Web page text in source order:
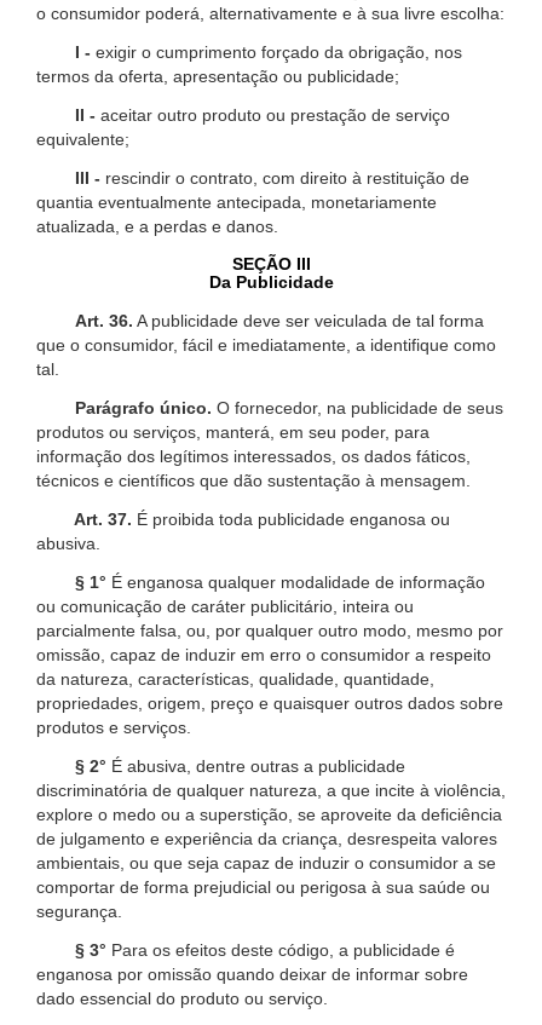
o consumidor poderá, alternativamente e à sua livre escolha:
I - exigir o cumprimento forçado da obrigação, nos
termos da oferta, apresentação ou publicidade;
II - aceitar outro produto ou prestação de serviço
equivalente;
III - rescindir o contrato, com direito à restituição de
quantia eventualmente antecipada, monetariamente
atualizada, e a perdas e danos.
SEÇÃO III
Da Publicidade
Art. 36. A publicidade deve ser veiculada de tal forma
que o consumidor, fácil e imediatamente, a identifique como
tal.
Parágrafo único. O fornecedor, na publicidade de seus
produtos ou serviços, manterá, em seu poder, para
informação dos legítimos interessados, os dados fáticos,
técnicos e científicos que dão sustentação à mensagem.
Art. 37. É proibida toda publicidade enganosa ou
abusiva.
§ 1° É enganosa qualquer modalidade de informação
ou comunicação de caráter publicitário, inteira ou
parcialmente falsa, ou, por qualquer outro modo, mesmo por
omissão, capaz de induzir em erro o consumidor a respeito
da natureza, características, qualidade, quantidade,
propriedades, origem, preço e quaisquer outros dados sobre
produtos e serviços.
§ 2° É abusiva, dentre outras a publicidade
discriminatória de qualquer natureza, a que incite à violência,
explore o medo ou a superstição, se aproveite da deficiência
de julgamento e experiência da criança, desrespeita valores
ambientais, ou que seja capaz de induzir o consumidor a se
comportar de forma prejudicial ou perigosa à sua saúde ou
segurança.
§ 3° Para os efeitos deste código, a publicidade é
enganosa por omissão quando deixar de informar sobre
dado essencial do produto ou serviço.